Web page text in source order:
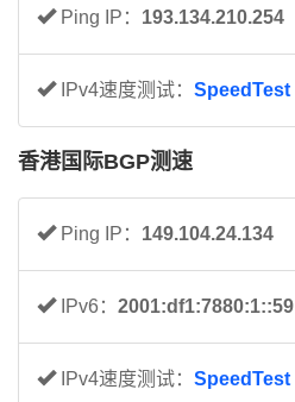
Ping IP： 193.134.210.254
IPv4速度测试： SpeedTest
香港国际BGP测速
Ping IP： 149.104.24.134
IPv6： 2001:df1:7880:1::59
IPv4速度测试： SpeedTest